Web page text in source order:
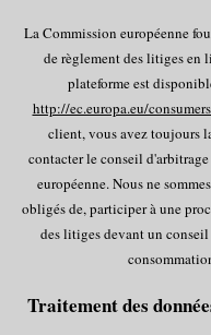
La Commission européenne
de règlement des litiges en
plateforme est
http://ec.europa.eu/
client, vous avez toujours
contacter le conseil
européenne. Nous ne
obligés de, participer à une
des litiges devant un
Traitement des